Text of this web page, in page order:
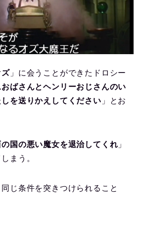
ズ 」に会うことができたドロシー
おばさんとヘンリーおじさんのい
を送りかえしてください 」とお
の国の悪い魔女を退治してくれ 」
まう。
じ条件を突きつけられること